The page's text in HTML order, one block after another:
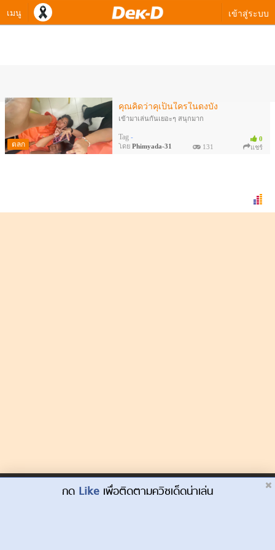
เมนู เข้าสู่ระบบ
Dek-D.com ใช้คุกกี้เพื่อพัฒนาประสบการณ์ของ
ตลก
คุณคิดว่าคุเป็นใครในดงบัง
0
เข้ามาเล่นกันเยอะๆ สนุกมาก
Tag -
โดย Phimyada-31 131 แชร์
กด Like เพื่อติดตามควิซเด็ดน่าเล่น